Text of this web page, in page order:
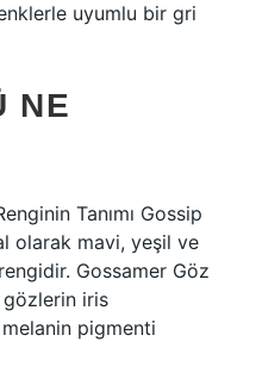
uyumlu bir gri
NE
Tanımı Gossip
olarak mavi, yeşil ve
Gossamer Göz
gözlerin iris
pigmenti